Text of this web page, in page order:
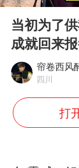
Play
当初为了
成就回来
帘卷西风
四川
打